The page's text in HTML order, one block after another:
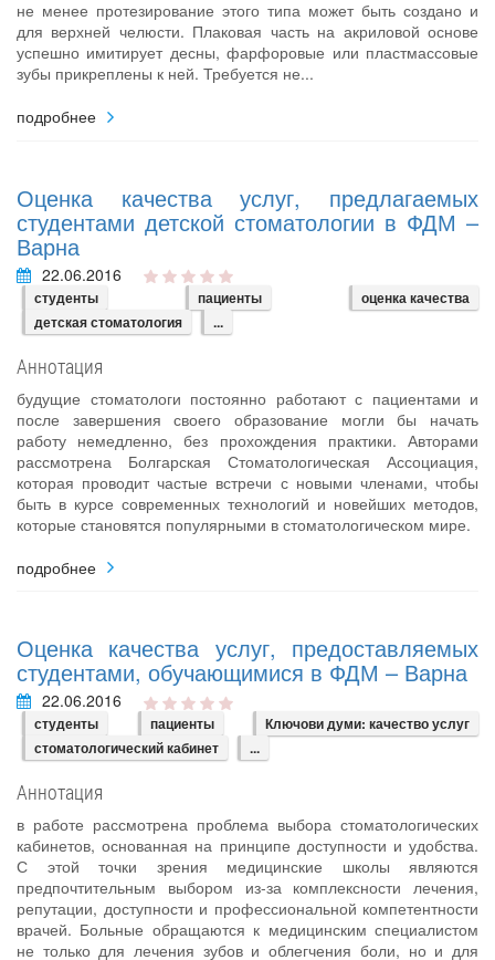
не менее протезирование этого типа может быть создано и
для верхней челюсти. Плаковая часть на акриловой основе
успешно имитирует десны, фарфоровые или пластмассовые
зубы прикреплены к ней. Требуется не...
подробнее
Оценка качества услуг, предлагаемых
студентами детской стоматологии в ФДМ –
Варна
22.06.2016
студенты пациенты
оценка качества
детская стоматология
...
Аннотация
будущие стоматологи постоянно работают с пациентами и
после завершения своего образование могли бы начать
работу немедленно, без прохождения практики. Авторами
рассмотрена Болгарская Стоматологическая Ассоциация,
которая проводит частые встречи с новыми членами, чтобы
быть в курсе современных технологий и новейших методов,
которые становятся популярными в стоматологическом мире.
подробнее
Оценка качества услуг, предоставляемых
студентами, обучающимися в ФДМ – Варна
22.06.2016
студенты пациенты
Ключови думи: качество услуг
стоматологический кабинет
...
Аннотация
в работе рассмотрена проблема выбора стоматологических
кабинетов, основанная на принципе доступности и удобства.
С этой точки зрения медицинские школы являются
предпочтительным выбором из-за комплексности лечения,
репутации, доступности и профессиональной компетентности
врачей. Больные обращаются к медицинским специалистом
не только для лечения зубов и облегчения боли, но и для